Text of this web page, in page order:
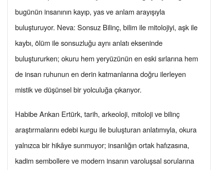
bugünün insanının kayıp, yas ve anlam arayışıyla
buluşturuyor. Neva: Sonsuz Bilinç, bilim ile mitolojiyi, aşk ile
kaybı, ölüm ile sonsuzluğu aynı anlatı ekseninde
buluştururken; okuru hem yeryüzünün en eski sırlarına hem
de insan ruhunun en derin katmanlarına doğru ilerleyen
mistik ve düşünsel bir yolculuğa çıkarıyor.
Habibe Arıkan Ertürk, tarih, arkeoloji, mitoloji ve bilinç
araştırmalarını edebi kurgu ile buluşturan anlatımıyla, okura
yalnızca bir hikâye sunmuyor; insanlığın ortak hafızasına,
kadim sembollere ve modern insanın varoluşsal sorularına